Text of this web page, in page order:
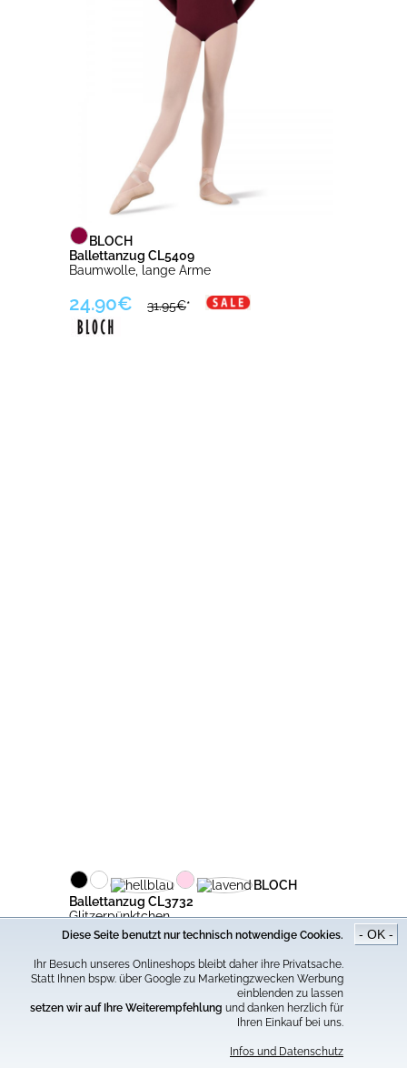
Diese Seite benutzt nur technisch notwendige Cookies.
Ihr Besuch unseres Onlineshops bleibt daher ihre Privatsache.
Statt Ihnen bspw. über Google zu Marketingzwecken Werbung
einblenden zu lassen
setzen wir auf Ihre Weiterempfehlung und danken herzlich für
Ihren Einkauf bei uns.
Infos und Datenschutz
- OK -
BLOCH
Ballettanzug CL5409
Baumwolle, lange Arme
24.90€ 31.95€*
BLOCH
Ballettanzug CL3732
Glitzerpünktchen